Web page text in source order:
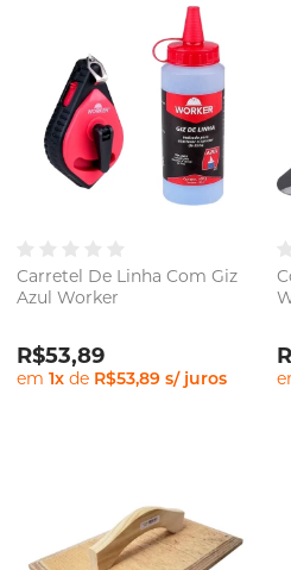
Carretel De Linha Com Giz
Azul Worker
R$53,89
em1x de R$53,89 s/ juros